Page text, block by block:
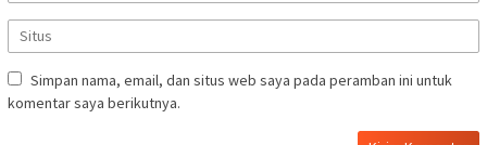
Simpan nama, email, dan situs web saya pada peramban ini untuk
komentar saya berikutnya.